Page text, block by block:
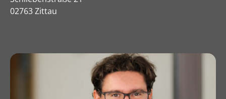
02763 Zittau